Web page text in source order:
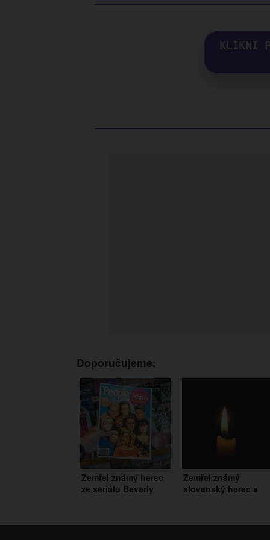
Doporučujeme:
Zemřel známý herec
ze seriálu Beverly
Zemřel známý
slovenský herec a